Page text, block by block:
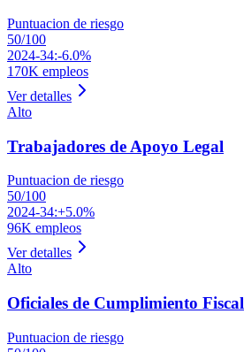
Puntuacion de riesgo
50/100
2024-34:-6.0%
170K empleos
Ver detalles
Alto
Trabajadores de Apoyo Legal
Puntuacion de riesgo
50/100
2024-34:+5.0%
96K empleos
Ver detalles
Alto
Oficiales de Cumplimiento Fiscal
Puntuacion de riesgo